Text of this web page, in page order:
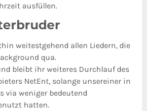
ausfüllen.
weitestgehend allen Liedern, die
qua.
bleibt ihr weiteres Durchlauf des
NetEnt, solange unsereiner in
via weniger bedeutend
hatten.